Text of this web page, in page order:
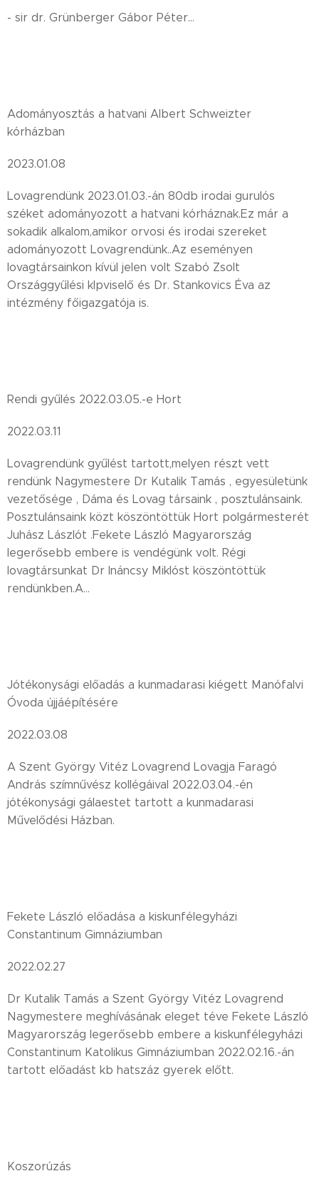
- sir dr. Grünberger Gábor Péter...
Adományosztás a hatvani Albert Schweizter
kórházban
2023.01.08
Lovagrendünk 2023.01.03.-án 80db irodai gurulós
széket adományozott a hatvani kórháznak.Ez már a
sokadik alkalom,amikor orvosi és irodai szereket
adományozott Lovagrendünk..Az eseményen
lovagtársainkon kívül jelen volt Szabó Zsolt
Országgyűlési klpviselő és Dr. Stankovics Éva az
intézmény főigazgatója is.
Rendi gyűlés 2022.03.05.-e Hort
2022.03.11
Lovagrendünk gyűlést tartott,melyen részt vett
rendünk Nagymestere Dr Kutalik Tamás , egyesületünk
vezetősége , Dáma és Lovag társaink , posztulánsaink.
Posztulánsaink közt köszöntöttük Hort polgármesterét
Juhász Lászlót .Fekete László Magyarország
legerősebb embere is vendégünk volt. Régi
lovagtársunkat Dr Ináncsy Miklóst köszöntöttük
rendünkben.A...
Jótékonysági előadás a kunmadarasi kiégett Manófalvi
Óvoda újjáépítésére
2022.03.08
A Szent György Vitéz Lovagrend Lovagja Faragó
András szímnűvész kollégáival 2022.03.04.-én
jótékonysági gálaestet tartott a kunmadarasi
Művelődési Házban.
Fekete László előadása a kiskunfélegyházi
Constantinum Gimnáziumban
2022.02.27
Dr Kutalik Tamás a Szent György Vitéz Lovagrend
Nagymestere meghívásának eleget téve Fekete László
Magyarország legerősebb embere a kiskunfélegyházi
Constantinum Katolikus Gimnáziumban 2022.02.16.-án
tartott előadást kb hatszáz gyerek előtt.
Koszorúzás